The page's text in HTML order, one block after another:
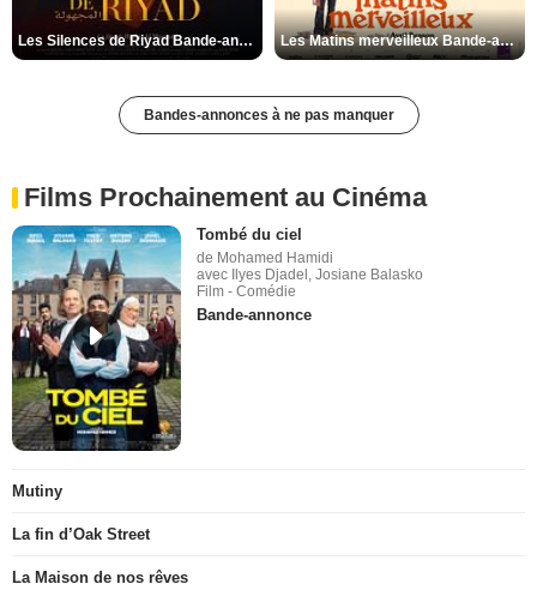
Les Silences de Riyad Bande-annonce VO STFR Les Matins merveilleux Bande-annonce VF
Bandes-annonces à ne pas manquer
Films Prochainement au Cinéma
Tombé du ciel
de Mohamed Hamidi
avec Ilyes Djadel, Josiane Balasko
Film - Comédie
Bande-annonce
Mutiny
La fin d’Oak Street
La Maison de nos rêves